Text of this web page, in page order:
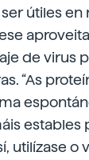
útiles en
de virus
“As
estables
utilízase